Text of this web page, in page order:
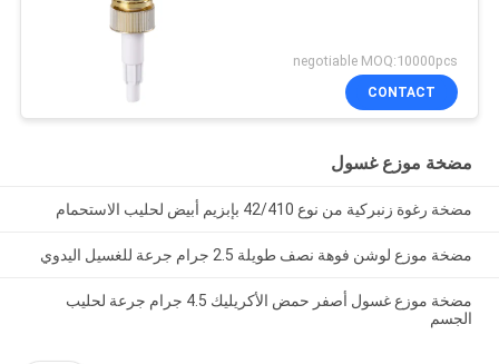
negotiable MOQ:10000pcs
CONTACT
مضخة موزع غسول
مضخة رغوة زنبركية من نوع 42/410 بإبزيم أبيض لحليب الاستحمام
مضخة موزع لوشن فوهة نصف طويلة 2.5 جرام جرعة للغسيل اليدوي
مضخة موزع غسول أصفر حمض الأكريليك 4.5 جرام جرعة لحليب
الجسم